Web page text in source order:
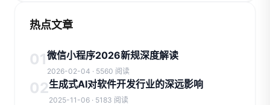
热点文章
01微信小程序2026新规深度解读
2026-02-04 · 5560 阅读
02生成式AI对软件开发行业的深远影响
2025-11-06 · 5183 阅读